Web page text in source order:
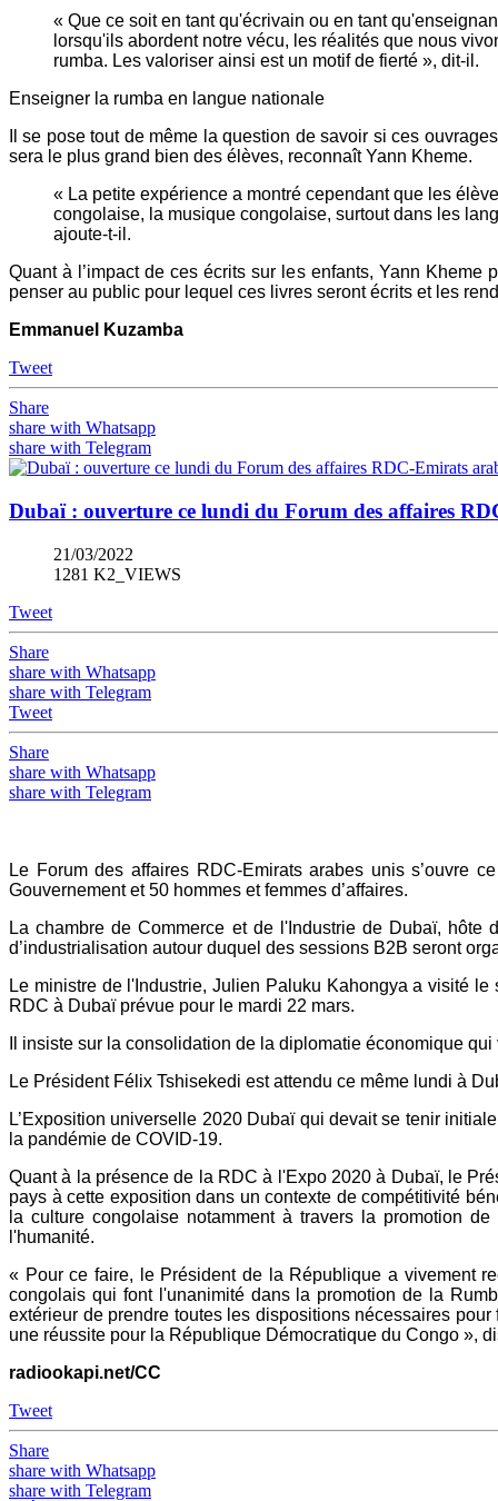
« Que ce soit en tant qu'écrivain ou en tant
lorsqu'ils abordent notre vécu, les réalités que nous
rumba. Les valoriser ainsi est un motif de fierté », dit-il.
Enseigner la rumba en langue nationale
Il se pose tout de même la question de savoir si ces
sera le plus grand bien des élèves, reconnaît Yann Kheme.
« La petite expérience a montré cependant que les
congolaise, la musique congolaise, surtout dans les
ajoute-t-il.
Quant à l’impact de ces écrits sur les enfants, Yann
penser au public pour lequel ces livres seront écrits et les
Emmanuel Kuzamba
Tweet
Share
share with Whatsapp
share with Telegram
Dubaï : ouverture ce lundi du Forum des affaires
21/03/2022
1281 K2_VIEWS
Tweet
Share
share with Whatsapp
share with Telegram
Tweet
Share
share with Whatsapp
share with Telegram
Le Forum des affaires RDC-Emirats arabes unis s’ouvre
Gouvernement et 50 hommes et femmes d’affaires.
La chambre de Commerce et de l'Industrie de Dubaï,
d’industrialisation autour duquel des sessions B2B seront
Le ministre de l'Industrie, Julien Paluku Kahongya a visité
RDC à Dubaï prévue pour le mardi 22 mars.
Il insiste sur la consolidation de la diplomatie économique
Le Président Félix Tshisekedi est attendu ce même lundi à
L’Exposition universelle 2020 Dubaï qui devait se tenir
la pandémie de COVID-19.
Quant à la présence de la RDC à l'Expo 2020 à Dubaï, le
pays à cette exposition dans un contexte de compétitivité
la culture congolaise notamment à travers la promotion
l'humanité.
« Pour ce faire, le Président de la République a vivement
congolais qui font l'unanimité dans la promotion de la
extérieur de prendre toutes les dispositions nécessaires
une réussite pour la République Démocratique du Congo »,
radiookapi.net/CC
Tweet
Share
share with Whatsapp
share with Telegram